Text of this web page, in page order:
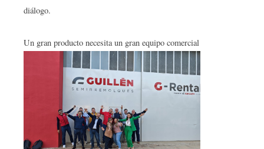
diálogo.
Un gran producto necesita un gran equipo comercial